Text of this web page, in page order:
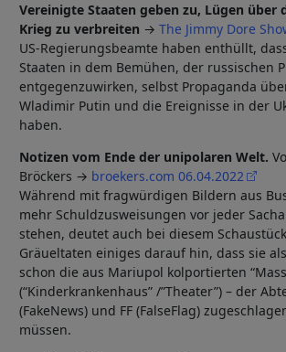
Vereinigte Staaten geben zu, Lügen über
Krieg zu verbreiten → The Jimmy Dore
US-Regierungsbeamte haben enthüllt,
Staaten in dem Bemühen, der russischen
entgegenzuwirken, selbst Propaganda
Wladimir Putin und die Ereignisse in der
haben.
Notizen vom Ende der unipolaren Welt.
Bröckers → broekers.com 06.04.2022
Während mit fragwürdigen Bildern aus
mehr Schuldzusweisungen vor jeder
stehen, deutet auch bei diesem
Gräueltaten einiges darauf hin, dass sie
schon die aus Mariupol kolportierten
(“Kinderkrankenhaus” /”Theater”) – der
(FakeNews) und FF (FalseFlag)
müssen.